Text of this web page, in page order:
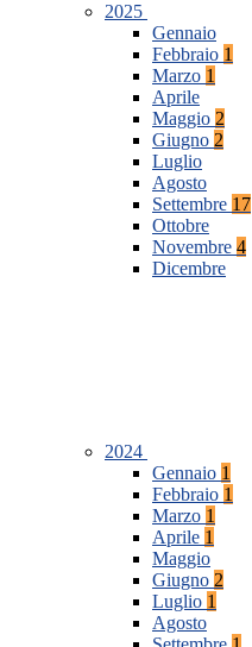
2025
Gennaio
Febbraio 1
Marzo 1
Aprile
Maggio 2
Giugno 2
Luglio
Agosto
Settembre 17
Ottobre
Novembre 4
Dicembre
2024
Gennaio 1
Febbraio 1
Marzo 1
Aprile 1
Maggio
Giugno 2
Luglio 1
Agosto